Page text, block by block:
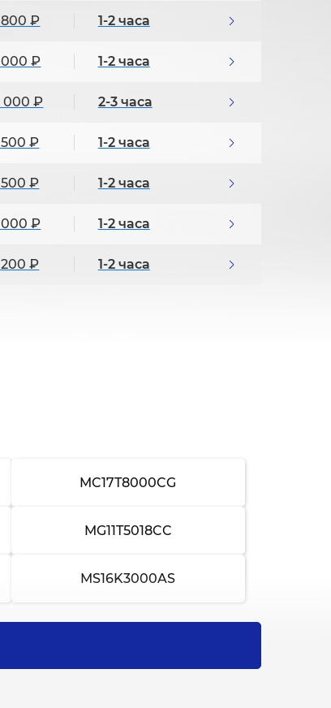
1-2 часа
800 ₽
1-2 часа
000 ₽
2-3 часа
000 ₽
1-2 часа
500 ₽
1-2 часа
500 ₽
1-2 часа
000 ₽
1-2 часа
200 ₽
800 ₽
000 ₽
2-3 часа
000 ₽
MC17T8000CG
MG11T5018CC
MS16K3000AS